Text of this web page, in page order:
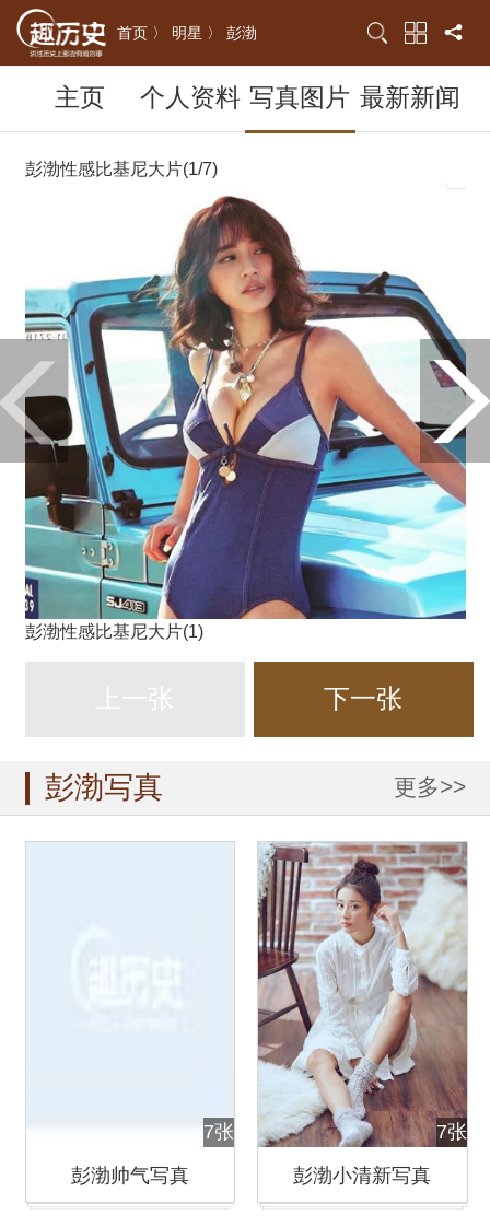
首页 〉 明星 〉 彭渤
主页 个人资料 写真图片 最新新闻
彭渤性感比基尼大片(1/7)
彭渤性感比基尼大片(1)
下一张
彭渤写真 更多>>
7张
彭渤帅气写真
7张
彭渤小清新写真